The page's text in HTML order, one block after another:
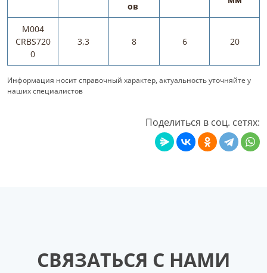
ов
M004
CRBS720
0
3,3 8 6 20
Информация носит справочный характер, актуальность уточняйте у
наших специалистов
Поделиться в соц. сетях:
СВЯЗАТЬСЯ С НАМИ